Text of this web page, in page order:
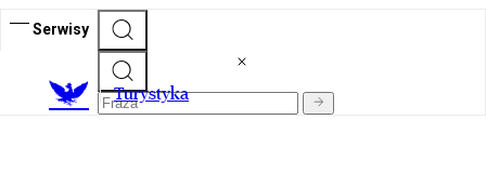
Serwisy
Turystyka